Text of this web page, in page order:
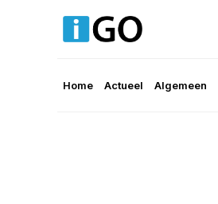
Home Actueel Algemeen